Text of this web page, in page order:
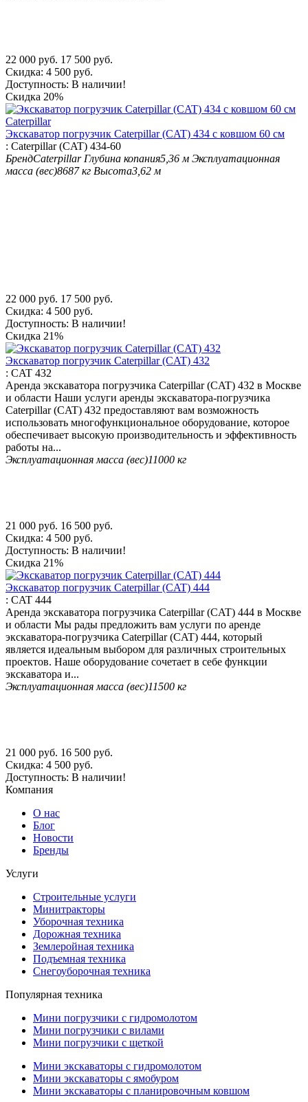
22 000 руб. 17 500 руб.
Скидка: 4 500 руб.
Доступность: В наличии!
Скидка 20%
Экскаватор погрузчик Caterpillar (CAT) 434 с ковшом 60 см
: Caterpillar (CAT) 434-60
БрендCaterpillar Глубина копания5,36 м Эксплуатационная
масса (вес)8687 кг Высота3,62 м
22 000 руб. 17 500 руб.
Скидка: 4 500 руб.
Доступность: В наличии!
Скидка 21%
Экскаватор погрузчик Caterpillar (CAT) 432
: CAT 432
Аренда экскаватора погрузчика Caterpillar (CAT) 432 в Москве
и области Наши услуги аренды экскаватора-погрузчика
Caterpillar (CAT) 432 предоставляют вам возможность
использовать многофункциональное оборудование, которое
обеспечивает высокую производительность и эффективность
работы на...
Эксплуатационная масса (вес)11000 кг
21 000 руб. 16 500 руб.
Скидка: 4 500 руб.
Доступность: В наличии!
Скидка 21%
Экскаватор погрузчик Caterpillar (CAT) 444
: CAT 444
Аренда экскаватора погрузчика Caterpillar (CAT) 444 в Москве
и области Мы рады предложить вам услуги по аренде
экскаватора-погрузчика Caterpillar (CAT) 444, который
является идеальным выбором для различных строительных
проектов. Наше оборудование сочетает в себе функции
экскаватора и...
Эксплуатационная масса (вес)11500 кг
21 000 руб. 16 500 руб.
Скидка: 4 500 руб.
Доступность: В наличии!
Компания
О нас
Блог
Новости
Бренды
Услуги
Строительные услуги
Минитракторы
Уборочная техника
Дорожная техника
Землеройная техника
Подъемная техника
Снегоуборочная техника
Популярная техника
Мини погрузчики с гидромолотом
Мини погрузчики с вилами
Мини погрузчики с щеткой
Мини экскаваторы с гидромолотом
Мини экскаваторы с ямобуром
Мини экскаваторы с планировочным ковшом